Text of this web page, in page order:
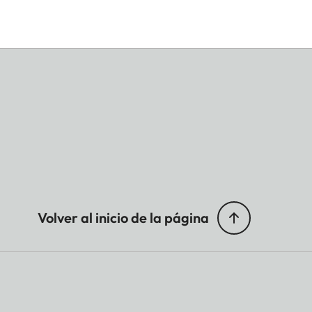
Volver al inicio de la página